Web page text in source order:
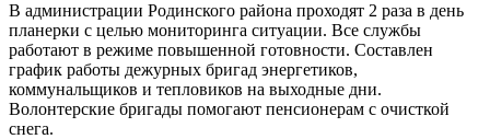
В администрации Родинского района проходят 2 раза в день
планерки с целью мониторинга ситуации. Все службы
работают в режиме повышенной готовности. Составлен
график работы дежурных бригад энергетиков,
коммунальщиков и тепловиков на выходные дни.
Волонтерские бригады помогают пенсионерам с очисткой
снега.